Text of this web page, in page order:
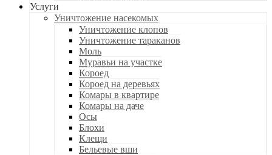
Услуги
Уничтожение насекомых
Уничтожение клопов
Уничтожение тараканов
Моль
Муравьи на участке
Короед
Короед на деревьях
Комары в квартире
Комары на даче
Осы
Блохи
Клещи
Бельевые вши